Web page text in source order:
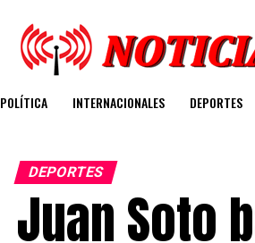
POLÍTICA INTERNACIONALES DEPORTES
DEPORTES
Juan Soto